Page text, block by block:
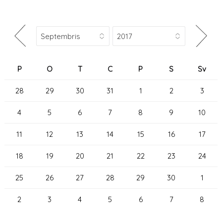
P O T C P S Sv
28 29 30 31 1 2 3
4 5 6 7 8 9 10
11 12 13 14 15 16 17
18 19 20 21 22 23 24
25 26 27 28 29 30 1
2 3 4 5 6 7 8